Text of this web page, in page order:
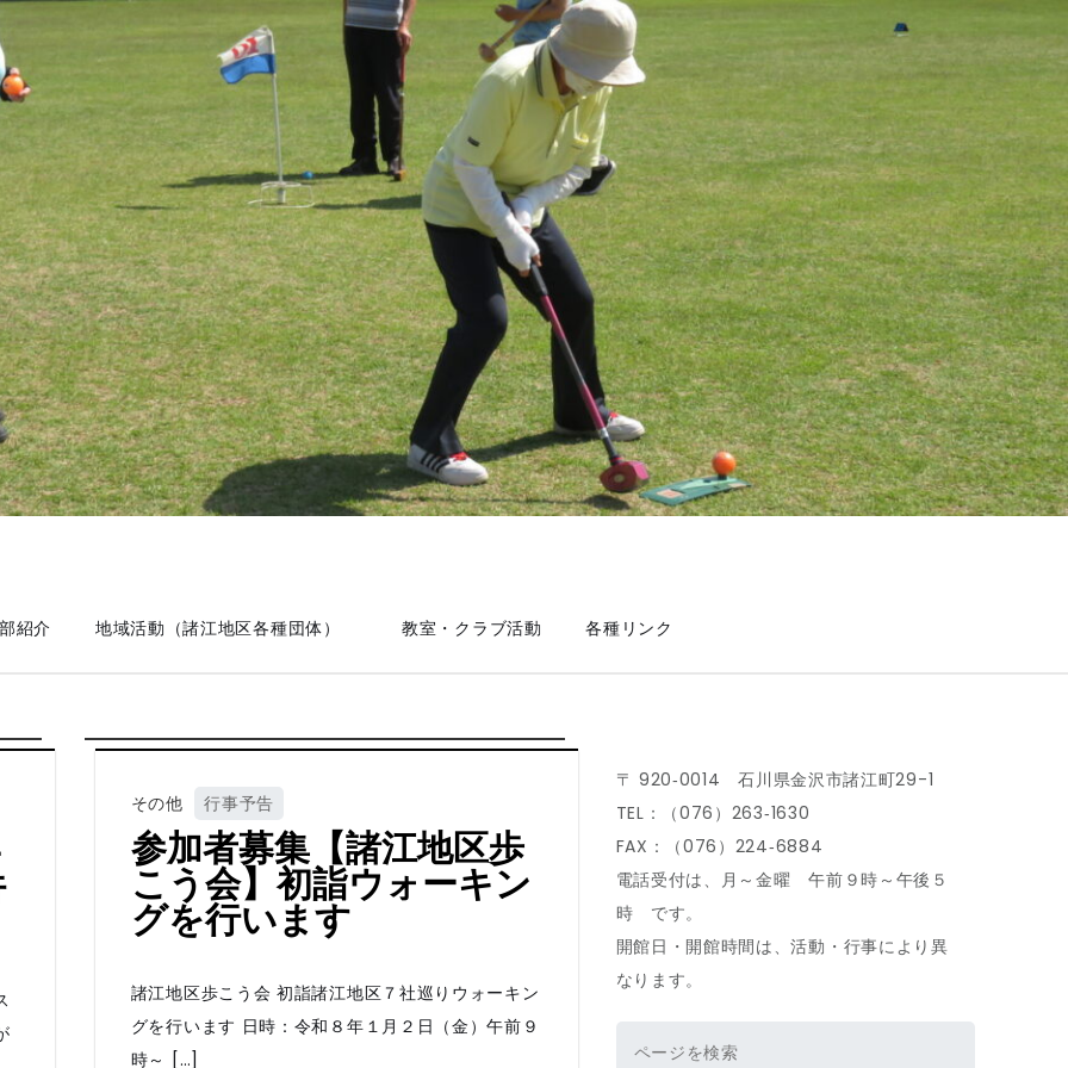
紹介 地域活動（諸江地区各種団体） 教室・クラブ活動 各種リンク
その他 行事予告
参加者募集【諸江地区歩
こう会】初詣ウォーキン
グを行います
諸江地区歩こう会 初詣諸江地区７社巡りウォーキン
グを行います 日時：令和８年１月２日（金）午前９
時～ […]
〒 920‐0014 石川県金沢市諸江町29-1
TEL：（076）263‐1630
FAX：（076）224‐6884
電話受付は、月～金曜 午前９時～午後５
時 です。
開館日・開館時間は、活動・行事により異
なります。